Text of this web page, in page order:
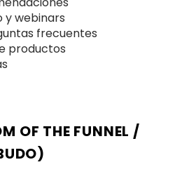
y webinars
frecuentes
productos
OF THE FUNNEL /